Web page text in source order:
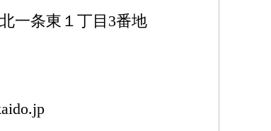
一条東１丁目3番地